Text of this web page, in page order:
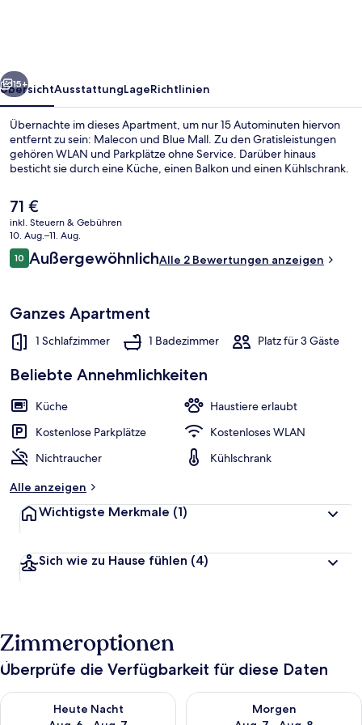
Domingo
Este
Außenbereich
Weiter
15+
ÜbersichtAusstattungLageRichtlinien
Übernachte im dieses Apartment, um nur 15 Autominuten hiervon
entfernt zu sein: Malecon und Blue Mall. Zu den Gratisleistungen
gehören WLAN und Parkplätze ohne Service. Darüber hinaus
besticht sie durch eine Küche, einen Balkon und einen Kühlschrank.
Der
aktuelle
Preis
beträgt
71 €.
71 €
inkl. Steuern & Gebühren
10. Aug.–11. Aug.
Bewertungen
1010 von 10.
AußergewöhnlichAlle 2 Bewertungen anzeigen
Ganzes Apartment
1 Schlafzimmer 1 Badezimmer Platz für 3 Gäste
Beliebte Annehmlichkeiten
Küche
Haustiere erlaubt
Kostenlose Parkplätze
Kostenloses WLAN
Nichtraucher
Kühlschrank
Alle anzeigen
Wichtigste Merkmale (1)
Sich wie zu Hause fühlen (4)
Zimmeroptionen
Überprüfe die Verfügbarkeit für diese Daten
Heute Nacht
Überprüfe die Verfügbarkeit für heute Nacht, Aug. 6 - Aug. 7.
Morgen
Überprüfe die Verfügbarkeit